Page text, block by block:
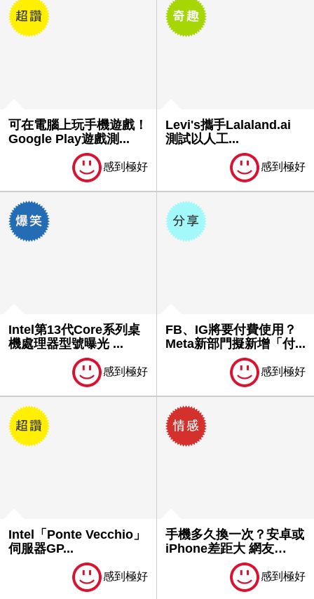
可在電腦上玩手機遊戲！
Google Play遊戲測...
感到極好
Levi's攜手Lalaland.ai
測試以人工...
感到極好
Intel第13代Core系列桌
機處理器型號曝光 ...
感到極好
FB、IG將要付費使用？
Meta新部門擬新增「付...
感到極好
Intel「Ponte Vecchio」
伺服器GP...
感到極好
手機多久換一次？安卓或
iPhone差距大 網友
感到極好